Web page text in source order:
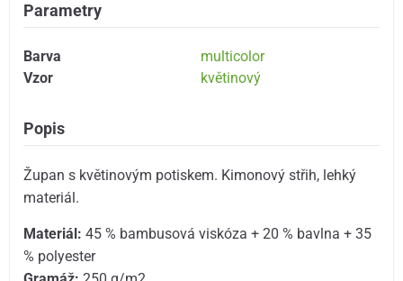
Parametry
Barva
multicolor
Vzor
květinový
Popis
Župan s květinovým potiskem. Kimonový střih, lehký
materiál.
Materiál: 45 % bambusová viskóza + 20 % bavlna + 35
% polyester